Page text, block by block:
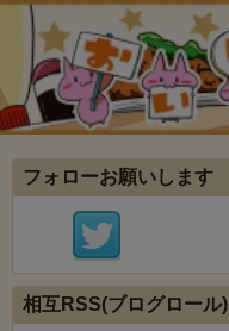
フォローお願いします
相互RSS(ブログロール)